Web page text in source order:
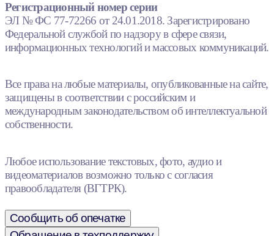
Регистрационный номер серии
ЭЛ № ФС 77-72266 от 24.01.2018. Зарегистрировано
Федеральной службой по надзору в сфере связи,
информационных технологий и массовых коммуникаций.
Все права на любые материалы, опубликованные на сайте,
защищены в соответствии с российским и
международным законодательством об интеллектуальной
собственности.
Любое использование текстовых, фото, аудио и
видеоматериалов возможно только с согласия
правообладателя (ВГТРК).
Сообщить об опечатке